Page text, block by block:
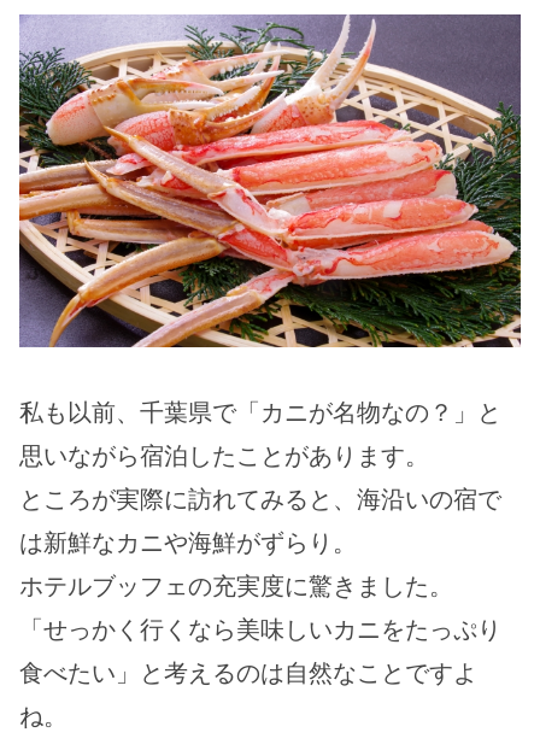
私も以前、千葉県で「カニが名物なの？」と
思いながら宿泊したことがあります。
ところが実際に訪れてみると、海沿いの宿で
は新鮮なカニや海鮮がずらり。
ホテルブッフェの充実度に驚きました。
「せっかく行くなら美味しいカニをたっぷり
食べたい」と考えるのは自然なことですよ
ね。